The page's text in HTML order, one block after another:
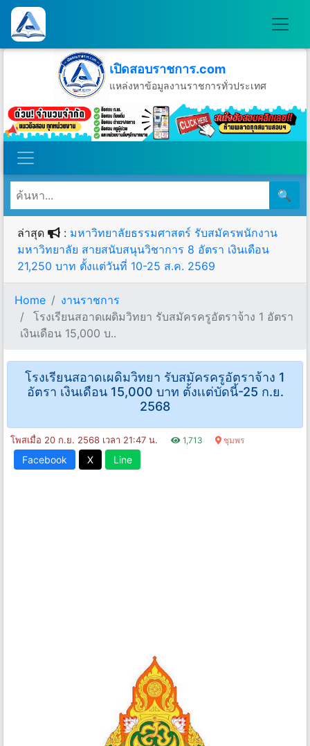
เปิดสอบราชการ.com
แหล่งหาข้อมูลงานราชการทั่วประเทศ
วันศุกร์ที่ 7 เดือนสิงหาคม พ.ศ.2569
🔍
ล่าสุด : มหาวิทยาลัยธรรมศาสตร์ รับสมัครพนักงาน
มหาวิทยาลัย สายสนับสนุนวิชาการ 8 อัตรา เงินเดือน
21,250 บาท ตั้งแต่วันที่ 10-25 ส.ค. 2569
Home
งานราชการ
โรงเรียนสอาดเผดิมวิทยา รับสมัครครูอัตราจ้าง 1 อัตรา
เงินเดือน 15,000 บ..
โรงเรียนสอาดเผดิมวิทยา รับสมัครครูอัตราจ้าง 1
อัตรา เงินเดือน 15,000 บาท ตั้งเเต่บัดนี้-25 ก.ย.
2568
โพสเมื่อ 20 ก.ย. 2568 เวลา 21:47 น. 1,713 ชุมพร
Facebook X Line